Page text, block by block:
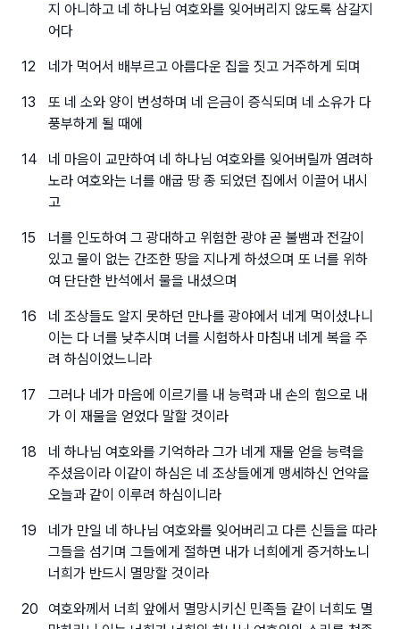
지 아니하고 네 하나님 여호와를 잊어버리지 않도록 삼갈지
어다
12 네가 먹어서 배부르고 아름다운 집을 짓고 거주하게 되며
13
또 네 소와 양이 번성하며 네 은금이 증식되며 네 소유가 다
풍부하게 될 때에
14
네 마음이 교만하여 네 하나님 여호와를 잊어버릴까 염려하
노라 여호와는 너를 애굽 땅 종 되었던 집에서 이끌어 내시
고
15
너를 인도하여 그 광대하고 위험한 광야 곧 불뱀과 전갈이
있고 물이 없는 간조한 땅을 지나게 하셨으며 또 너를 위하
여 단단한 반석에서 물을 내셨으며
16
네 조상들도 알지 못하던 만나를 광야에서 네게 먹이셨나니
이는 다 너를 낮추시며 너를 시험하사 마침내 네게 복을 주
려 하심이었느니라
17
그러나 네가 마음에 이르기를 내 능력과 내 손의 힘으로 내
가 이 재물을 얻었다 말할 것이라
18
네 하나님 여호와를 기억하라 그가 네게 재물 얻을 능력을
주셨음이라 이같이 하심은 네 조상들에게 맹세하신 언약을
오늘과 같이 이루려 하심이니라
19
네가 만일 네 하나님 여호와를 잊어버리고 다른 신들을 따라
그들을 섬기며 그들에게 절하면 내가 너희에게 증거하노니
너희가 반드시 멸망할 것이라
20
여호와께서 너희 앞에서 멸망시키신 민족들 같이 너희도 멸